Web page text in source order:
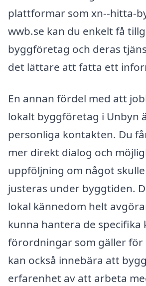
plattformar som xn--hitta-
wwb.se kan du enkelt få
byggföretag och deras
det lättare att fatta ett
En annan fördel med att
lokalt byggföretag i Unbyn
personliga kontakten. Du
mer direkt dialog och
uppföljning om något
justeras under byggtiden.
lokal kännedom helt
kunna hantera de specifika
förordningar som gäller för
kan också innebära att
erfarenhet av att arbeta